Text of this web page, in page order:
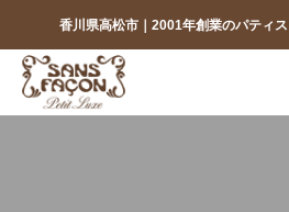
香川県高松市｜2001年創業のパティス